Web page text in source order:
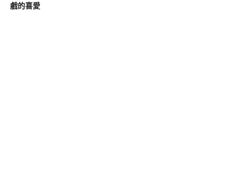
戲的喜愛